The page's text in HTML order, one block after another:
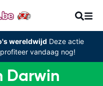
wereldwijd Deze actie
vandaag nog!
Darwin